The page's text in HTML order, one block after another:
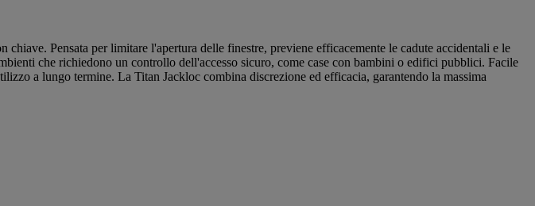
Pensata per limitare l'apertura delle finestre, previene efficacemente le cadute accidentali e le
che richiedono un controllo dell'accesso sicuro, come case con bambini o edifici pubblici. Facile
a lungo termine. La Titan Jackloc combina discrezione ed efficacia, garantendo la massima